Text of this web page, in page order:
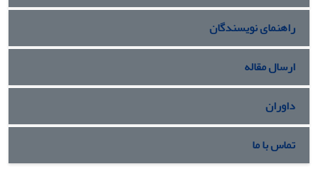
راهنمای نویسندگان
ارسال مقاله
داوران
تماس با ما